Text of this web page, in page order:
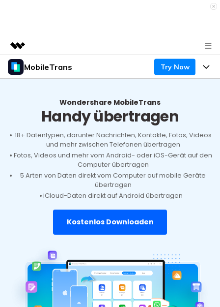
Top-Produkte
Dienstprogramme
Presseraum
MobileTrans Try Now
Mobile
Funktionen
Funktionen
Lösungen
Ressourcen
Handydatenübertragung
Handy-Backup & Wiederherstellung
Übertragung anderer Apps
WEITERE THEMEN ERKUNDEN
Preise für die App
Bildungsplan
Lernen & Unterstützung
Hilfe erhalten
Wondershare MobileTrans
Handy übertragen
18+ Datentypen, darunter Nachrichten, Kontakte, Fotos, Videos
und mehr zwischen Telefonen übertragen
Fotos, Videos und mehr vom Android- oder iOS-Gerät auf den
Computer übertragen
5 Arten von Daten direkt vom Computer auf mobile Geräte
übertragen
iCloud-Daten direkt auf Android übertragen
Kostenlos Downloaden